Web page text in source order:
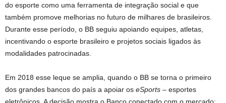
do esporte como uma ferramenta de integração social e que
também promove melhorias no futuro de milhares de brasileiros.
Durante esse período, o BB seguiu apoiando equipes, atletas,
incentivando o esporte brasileiro e projetos sociais ligados às
modalidades patrocinadas.
Em 2018 esse leque se amplia, quando o BB se torna o primeiro
dos grandes bancos do país a apoiar os eSports – esportes
eletrônicos. A decisão mostra o Banco conectado com o mercado: